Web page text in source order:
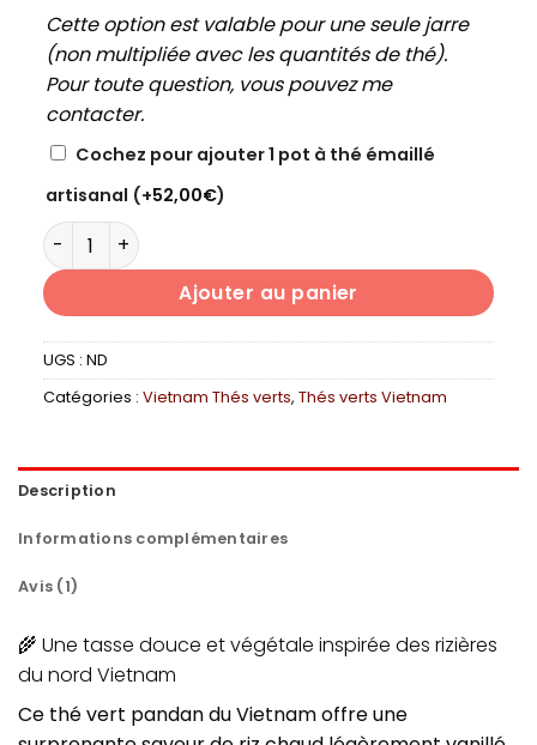
Cette option est valable pour une seule jarre
(non multipliée avec les quantités de thé).
Pour toute question, vous pouvez me
contacter.
Cochez pour ajouter 1 pot à thé émaillé
artisanal (+52,00€)
quantité de RIZIÈRES ENCHANTÉES
Ajouter au panier
UGS : ND
Catégories : Vietnam Thés verts, Thés verts Vietnam
Description
Informations complémentaires
Avis (1)
🌾 Une tasse douce et végétale inspirée des rizières
du nord Vietnam
Ce thé vert pandan du Vietnam offre une